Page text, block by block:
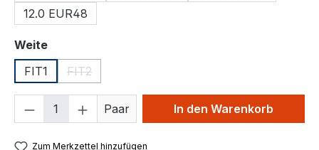
12.0 EUR48
Weiteauswählen
FIT1
FIT2
(Diese Option ist zurzeit nicht verfügbar.)
Produkt Anzahl: Gib den
Paar In den Warenkorb
Zum Merkzettel hinzufügen